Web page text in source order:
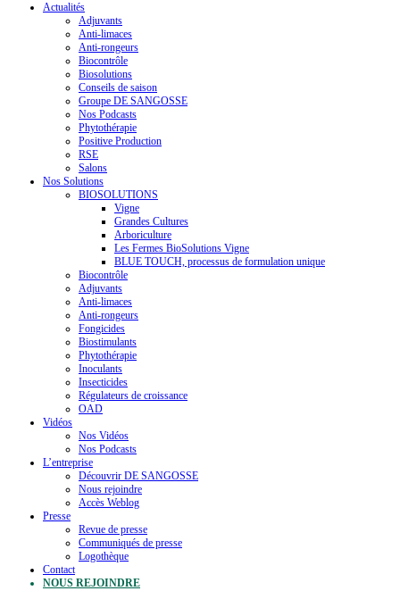
Actualités
Adjuvants
Anti-limaces
Anti-rongeurs
Biocontrôle
Biosolutions
Conseils de saison
Groupe DE SANGOSSE
Nos Podcasts
Phytothérapie
Positive Production
RSE
Salons
Nos Solutions
BIOSOLUTIONS
Vigne
Grandes Cultures
Arboriculture
Les Fermes BioSolutions Vigne
BLUE TOUCH, processus de formulation unique
Biocontrôle
Adjuvants
Anti-limaces
Anti-rongeurs
Fongicides
Biostimulants
Phytothérapie
Inoculants
Insecticides
Régulateurs de croissance
OAD
Vidéos
Nos Vidéos
Nos Podcasts
L’entreprise
Découvrir DE SANGOSSE
Nous rejoindre
Accès Weblog
Presse
Revue de presse
Communiqués de presse
Logothèque
Contact
NOUS REJOINDRE